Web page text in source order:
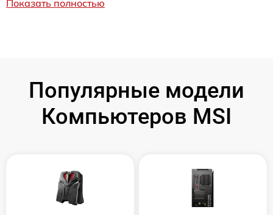
Показать полностью
Популярные модели
Компьютеров MSI